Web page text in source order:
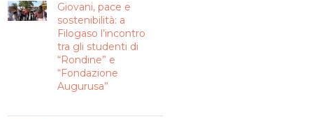
Giovani, pace e
sostenibilità: a
Filogaso l’incontro
tra gli studenti di
“Rondine” e
“Fondazione
Augurusa”